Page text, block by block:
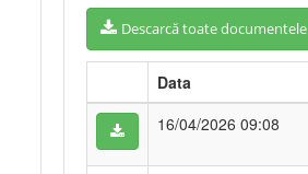
Descarcă toate documentele
Data
16/04/2026 09:08